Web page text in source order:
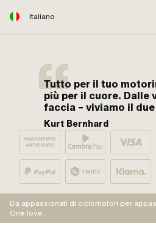
Italiano
Tutto per il tuo
più per il cuore. Dalle
faccia – viviamo il
Kurt Bernhard
Da appassionati di ciclomotori per
One love.